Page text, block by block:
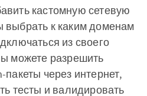
кастомную сетевую
выбрать к каким доменам
из своего
можете разрешить
пакеты через интернет,
тесты и валидировать